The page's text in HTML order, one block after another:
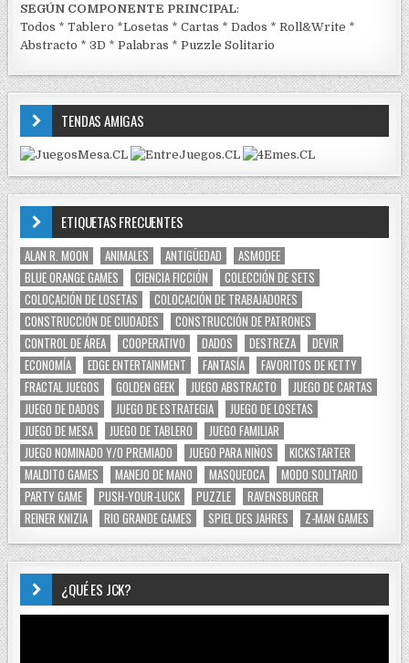
SEGÚN COMPONENTE PRINCIPAL:
Todos *Tablero *Losetas *Cartas *Dados *Roll&Write *
Abstracto *3D *Palabras *Puzzle Solitario
TENDAS AMIGAS
ETIQUETAS FRECUENTES
ALAN R. MOON ANIMALES ANTIGÜEDAD
ASMODEE
BLUE ORANGE GAMES
CIENCIA FICCIÓN
COLECCIÓN DE SETS
COLOCACIÓN DE LOSETAS
COLOCACIÓN DE TRABAJADORES
CONSTRUCCIÓN DE CIUDADES
CONSTRUCCIÓN DE PATRONES
CONTROL DE ÁREA
COOPERATIVO DADOS DESTREZA
DEVIR
ECONOMÍA
EDGE ENTERTAINMENT FANTASÍA
FAVORITOS DE KETTY
FRACTAL JUEGOS
GOLDEN GEEK JUEGO ABSTRACTO
JUEGO DE CARTAS
JUEGO DE DADOS
JUEGO DE ESTRATEGIA
JUEGO DE LOSETAS
JUEGO DE MESA
JUEGO DE TABLERO
JUEGO FAMILIAR
JUEGO NOMINADO Y/O PREMIADO
JUEGO PARA NIÑOS
KICKSTARTER
MALDITO GAMES
MANEJO DE MANO MASQUEOCA
MODO SOLITARIO
PARTY GAME
PUSH-YOUR-LUCK PUZZLE
RAVENSBURGER
REINER KNIZIA
RIO GRANDE GAMES SPIEL DES JAHRES Z-MAN GAMES
¿QUÉ ES JCK?